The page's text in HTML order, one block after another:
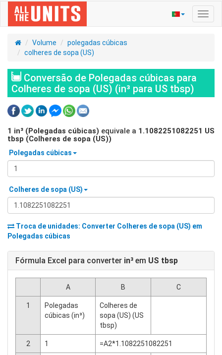
Volume
polegadas cúbicas
colheres de sopa (US)
Conversão de Polegadas cúbicas para
Colheres de sopa (US) (in³ para US tbsp)
1 in³ (Polegadas cúbicas) equivale a 1.1082251082251 US
tbsp (Colheres de sopa (US))
Polegadas cúbicas
Colheres de sopa (US)
Troca de unidades: Converter Colheres de sopa (US) em
Polegadas cúbicas
Fórmula Excel para converter in³ em US tbsp
A B C
1
Polegadas
cúbicas (in³)
Colheres de
sopa (US) (US
tbsp)
2 1 =A2*1.1082251082251